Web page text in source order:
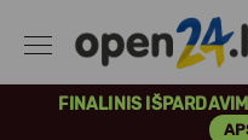
FINALINIS